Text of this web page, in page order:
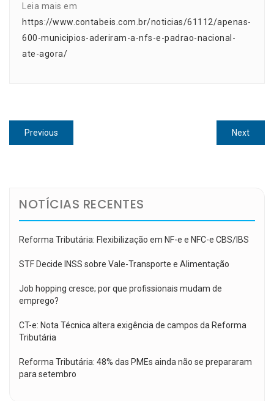
Leia mais em
https://www.contabeis.com.br/noticias/61112/apenas-
600-municipios-aderiram-a-nfs-e-padrao-nacional-
ate-agora/
Navegação
de
Previous
post:
NextNext
post:
NOTÍCIAS RECENTES
Reforma Tributária: Flexibilização em NF-e e NFC-e CBS/IBS
STF Decide INSS sobre Vale-Transporte e Alimentação
Job hopping cresce; por que profissionais mudam de
emprego?
CT-e: Nota Técnica altera exigência de campos da Reforma
Tributária
Reforma Tributária: 48% das PMEs ainda não se prepararam
para setembro